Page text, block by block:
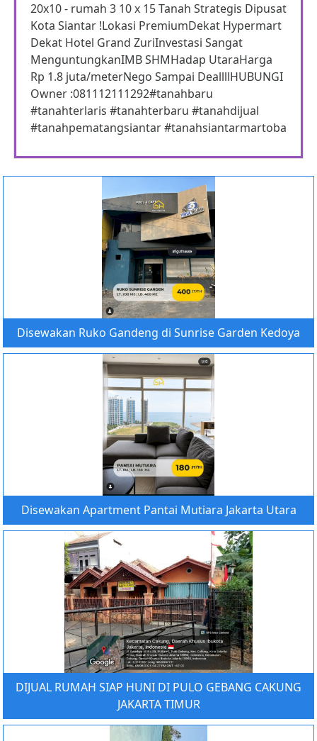
20x10 - rumah 3 10 x 15 Tanah Strategis Dipusat
Kota Siantar !Lokasi PremiumDekat Hypermart
Dekat Hotel Grand ZuriInvestasi Sangat
MenguntungkanIMB SHMHadap UtaraHarga
Rp 1.8 juta/meterNego Sampai DeallllHUBUNGI
Owner :081112111292#tanahbaru
#tanahterlaris #tanahterbaru #tanahdijual
#tanahpematangsiantar #tanahsiantarmartoba
Disewakan Ruko Gandeng di Sunrise Garden Kedoya
Disewakan Apartment Pantai Mutiara Jakarta Utara
DIJUAL RUMAH SIAP HUNI DI PULO GEBANG CAKUNG
JAKARTA TIMUR